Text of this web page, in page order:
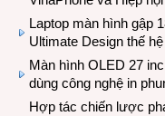
Laptop màn hình gập
Ultimate Design thế
Màn hình OLED 27
dùng công nghệ in
Hợp tác chiến lược